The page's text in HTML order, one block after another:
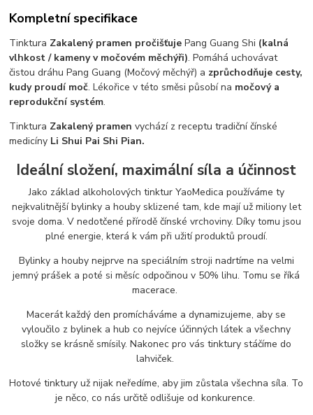
Kompletní specifikace
Tinktura Zakalený pramen pročišťujePang Guang Shi (kalná
vlhkost / kameny v močovém měchýři). Pomáhá uchovávat
čistou dráhu Pang Guang (Močový měchýř) a zprůchodňuje cesty,
kudy proudí moč. Lékořice v této směsi působí na močový a
reprodukční systém.
Tinktura Zakalený pramen vychází z receptu tradiční čínské
medicíny Li Shui Pai Shi Pian.
Ideální složení, maximální síla a účinnost
Jako základ alkoholových tinktur YaoMedica používáme ty
nejkvalitnější bylinky a houby sklizené tam, kde mají už miliony let
svoje doma. V nedotčené přírodě čínské vrchoviny. Díky tomu jsou
plné energie, která k vám při užití produktů proudí.
Bylinky a houby nejprve na speciálním stroji nadrtíme na velmi
jemný prášek a poté si měsíc odpočinou v 50% lihu. Tomu se říká
macerace.
Macerát každý den promícháváme a dynamizujeme, aby se
vyloučilo z bylinek a hub co nejvíce účinných látek a všechny
složky se krásně smísily. Nakonec pro vás tinktury stáčíme do
lahviček.
Hotové tinktury už nijak neředíme, aby jim zůstala všechna síla. To
je něco, co nás určitě odlišuje od konkurence.